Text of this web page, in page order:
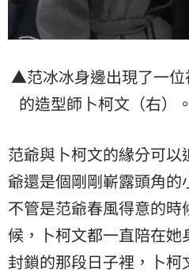
▲范冰冰身邊出現了一
的造型師卜柯文（右）
范爺與卜柯文的緣分可
爺還是個剛剛嶄露頭角的
不管是范爺春風得意的
候，卜柯文都一直陪在
封鎖的那段日子裡，卜柯